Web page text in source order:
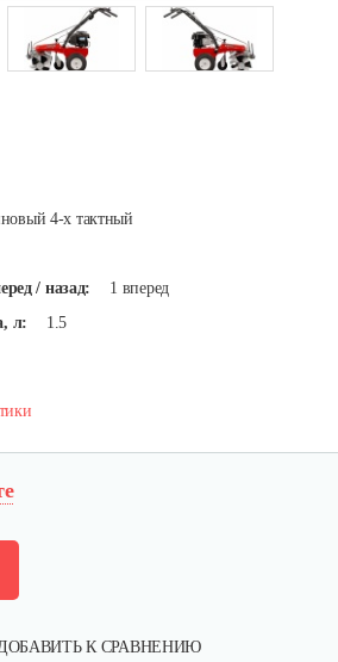
4-х тактный
/ назад:
1 вперед
л:
1.5
К СРАВНЕНИЮ